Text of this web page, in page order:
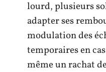
lourd, plusieurs
adapter ses
modulation des
temporaires en
même un rachat